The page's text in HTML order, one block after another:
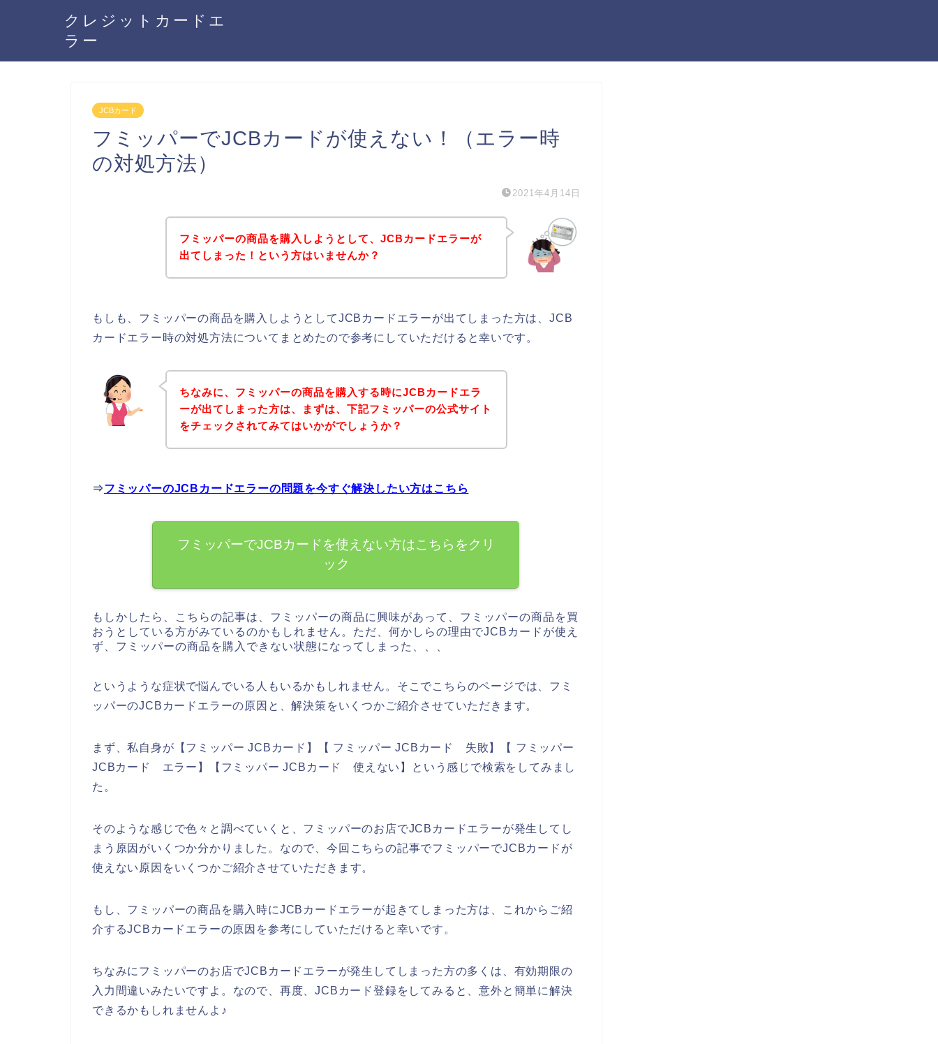
クレジットカードエ
ラー
JCBカード
フミッパーでJCBカードが使えない！（エラー時
の対処方法）
2021年4月14日
フミッパーの商品を購入しようとして、JCBカードエラーが
出てしまった！という方はいませんか？
もしも、フミッパーの商品を購入しようとしてJCBカードエラーが出てしまった方は、JCB
カードエラー時の対処方法についてまとめたので参考にしていただけると幸いです。
ちなみに、フミッパーの商品を購入する時にJCBカードエラ
ーが出てしまった方は、まずは、下記フミッパーの公式サイト
をチェックされてみてはいかがでしょうか？
⇒フミッパーのJCBカードエラーの問題を今すぐ解決したい方はこちら
フミッパーでJCBカードを使えない方はこちらをクリ
ック
もしかしたら、こちらの記事は、フミッパーの商品に興味があって、フミッパーの商品を買
おうとしている方がみているのかもしれません。ただ、何かしらの理由でJCBカードが使え
ず、フミッパーの商品を購入できない状態になってしまった、、、
というような症状で悩んでいる人もいるかもしれません。そこでこちらのページでは、フミ
ッパーのJCBカードエラーの原因と、解決策をいくつかご紹介させていただきます。
まず、私自身が【フミッパー JCBカード】【 フミッパー JCBカード 失敗】【 フミッパー
JCBカード エラー】【フミッパー JCBカード 使えない】という感じで検索をしてみまし
た。
そのような感じで色々と調べていくと、フミッパーのお店でJCBカードエラーが発生してし
まう原因がいくつか分かりました。なので、今回こちらの記事でフミッパーでJCBカードが
使えない原因をいくつかご紹介させていただきます。
もし、フミッパーの商品を購入時にJCBカードエラーが起きてしまった方は、これからご紹
介するJCBカードエラーの原因を参考にしていただけると幸いです。
ちなみにフミッパーのお店でJCBカードエラーが発生してしまった方の多くは、有効期限の
入力間違いみたいですよ。なので、再度、JCBカード登録をしてみると、意外と簡単に解決
できるかもしれませんよ♪